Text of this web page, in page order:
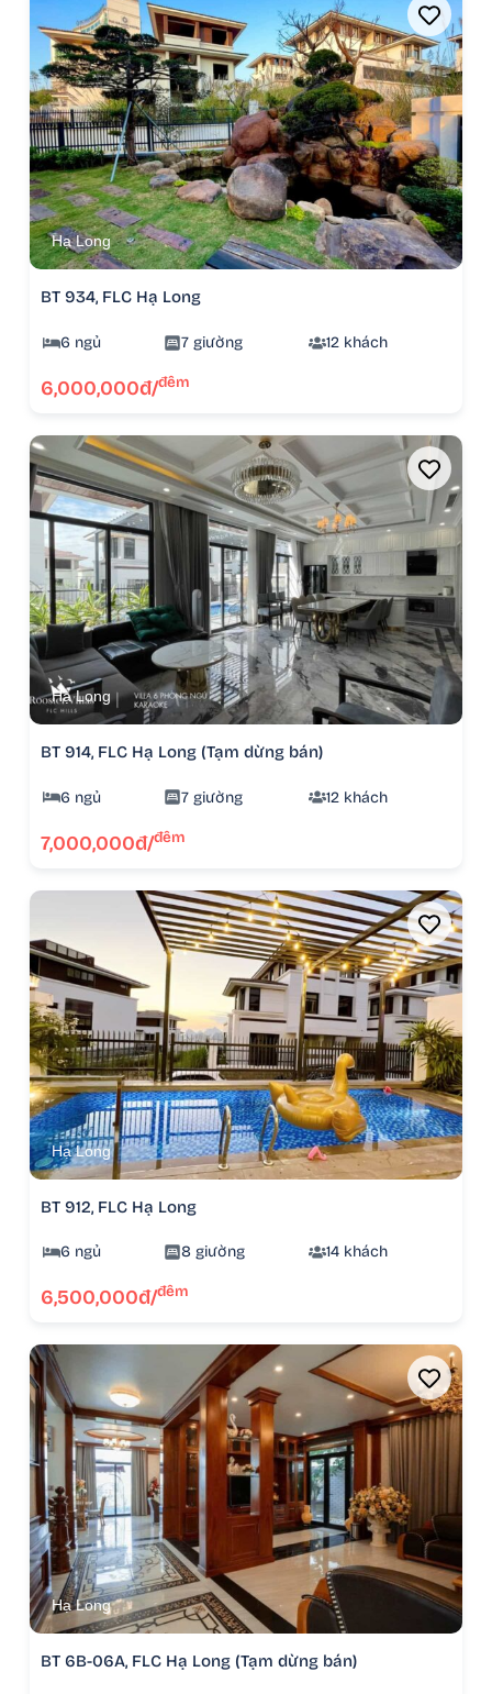
Hạ Long
BT 934, FLC Hạ Long
6 ngủ 7 giường 12 khách
6,000,000đ/đêm
Hạ Long
BT 914, FLC Hạ Long (Tạm dừng bán)
6 ngủ 7 giường 12 khách
7,000,000đ/đêm
Hạ Long
BT 912, FLC Hạ Long
6 ngủ 8 giường 14 khách
6,500,000đ/đêm
Hạ Long
BT 6B-06A, FLC Hạ Long (Tạm dừng bán)